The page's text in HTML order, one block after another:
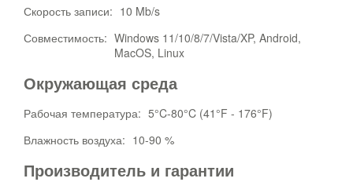
Скорость записи: 10 Mb/s
Совместимость: Windows 11/10/8/7/Vista/XP, Android,
MacOS, Linux
Окружающая среда
Рабочая температура: 5°C-80°C (41°F - 176°F)
Влажность воздуха: 10-90 %
Производитель и гарантии